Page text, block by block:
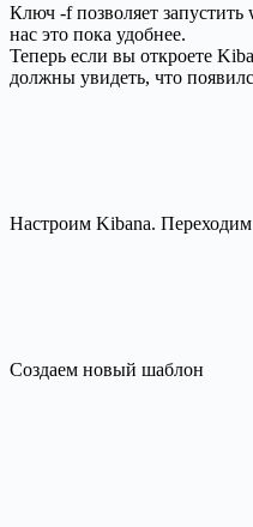
Ключ -f позволяет
нас это пока удобнее.
Теперь если вы откроете
должны увидеть, что
Настроим Kibana. Переходим
Создаем новый шаблон